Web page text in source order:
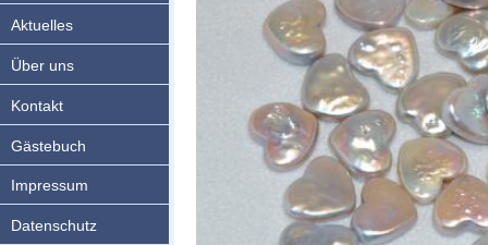
Aktuelles
Über uns
Kontakt
Gästebuch
Impressum
Datenschutz